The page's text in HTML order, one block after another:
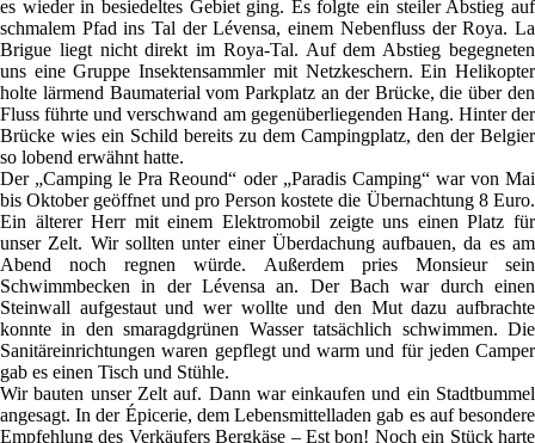
es wieder in besiedeltes Gebiet ging. Es folgte ein steiler Abstieg auf
schmalem Pfad ins Tal der Lévensa, einem Nebenfluss der Roya. La
Brigue liegt nicht direkt im Roya-Tal. Auf dem Abstieg begegneten
uns eine Gruppe Insektensammler mit Netzkeschern. Ein Helikopter
holte lärmend Baumaterial vom Parkplatz an der Brücke, die über den
Fluss führte und verschwand am gegenüberliegenden Hang. Hinter der
Brücke wies ein Schild bereits zu dem Campingplatz, den der Belgier
so lobend erwähnt hatte.
Der „Camping le Pra Reound“ oder „Paradis Camping“ war von Mai
bis Oktober geöffnet und pro Person kostete die Übernachtung 8 Euro.
Ein älterer Herr mit einem Elektromobil zeigte uns einen Platz für
unser Zelt. Wir sollten unter einer Überdachung aufbauen, da es am
Abend noch regnen würde. Außerdem pries Monsieur sein
Schwimmbecken in der Lévensa an. Der Bach war durch einen
Steinwall aufgestaut und wer wollte und den Mut dazu aufbrachte
konnte in den smaragdgrünen Wasser tatsächlich schwimmen. Die
Sanitäreinrichtungen waren gepflegt und warm und für jeden Camper
gab es einen Tisch und Stühle.
Wir bauten unser Zelt auf. Dann war einkaufen und ein Stadtbummel
angesagt. In der Épicerie, dem Lebensmittelladen gab es auf besondere
Empfehlung des Verkäufers Bergkäse – Est bon! Noch ein Stück harte